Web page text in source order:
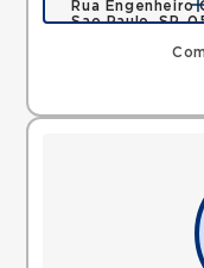
Rua Engenheiro
Sao Paulo, SP,